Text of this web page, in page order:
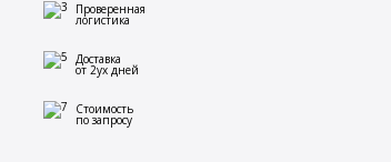
Проверенная
логистика
Доставка
от 2ух дней
Стоимость
по запросу